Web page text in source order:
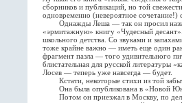
сборников и публикаций, но той
одновременно (невероятное сочетание!)
Однажды Леша — так он просил
«эрмитажную» книгу «Чудесный
школьного детства. Со звуками и
тоже крайне важно — иметь еще один
фрагмент пазла — того удивительного
блистательная для русской литературы
Лосев — теперь уже навсегда — будет.
Кстати, некоторые стихи из той
Она была опубликована в «Новой
Потом он приезжал в Москву, по